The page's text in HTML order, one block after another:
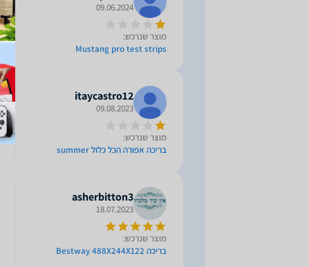
09.06.2024
מוצר שנרכש:
Mustang pro test strips
itaycastro12
09.08.2023
מוצר שנרכש:
בריכה אפורה הכל כלול summer
asherbitton3
18.07.2023
מוצר שנרכש:
בריכה Bestway 488X244X122